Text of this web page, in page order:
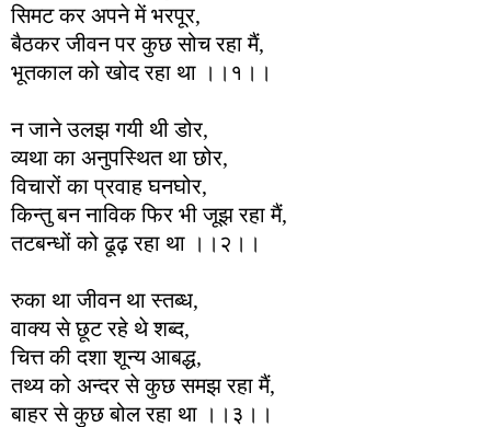
सिमट कर अपने में भरपूर,
बैठकर जीवन पर कुछ सोच रहा मैं,
भूतकाल को खोद रहा था ।।१।।
न जाने उलझ गयी थी डोर,
व्यथा का अनुपस्थित था छोर,
विचारों का प्रवाह घनघोर,
किन्तु बन नाविक फिर भी जूझ रहा मैं,
तटबन्धों को ढूढ़ रहा था ।।२।।
रुका था जीवन था स्तब्ध,
वाक्य से छूट रहे थे शब्द,
चित्त की दशा शून्य आबद्ध,
तथ्य को अन्दर से कुछ समझ रहा मैं,
बाहर से कुछ बोल रहा था ।।३।।